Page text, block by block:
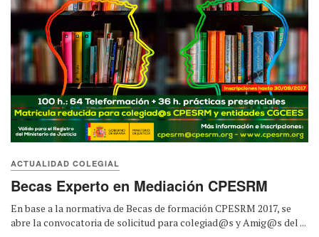
ACTUALIDAD COLEGIAL
Becas Experto en Mediación CPESRM
En base a la normativa de Becas de formación CPESRM 2017, se
abre la convocatoria de solicitud para colegiad@s y Amig@s del ...